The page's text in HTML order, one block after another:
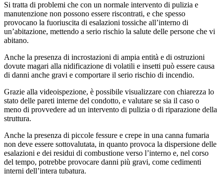
Si tratta di problemi che con un normale intervento di pulizia e
manutenzione non possono essere riscontrati, e che spesso
provocano la fuoriuscita di esalazioni tossiche all’interno di
un’abitazione, mettendo a serio rischio la salute delle persone che vi
abitano.
Anche la presenza di incrostazioni di ampia entità e di ostruzioni
dovute magari alla nidificazione di volatili e insetti può essere causa
di danni anche gravi e comportare il serio rischio di incendio.
Grazie alla videoispezione, è possibile visualizzare con chiarezza lo
stato delle pareti interne del condotto, e valutare se sia il caso o
meno di provvedere ad un intervento di pulizia o di riparazione della
struttura.
Anche la presenza di piccole fessure e crepe in una canna fumaria
non deve essere sottovalutata, in quanto provoca la dispersione delle
esalazioni e dei residui di combustione verso l’interno e, nel corso
del tempo, potrebbe provocare danni più gravi, come cedimenti
interni dell’intera tubatura.